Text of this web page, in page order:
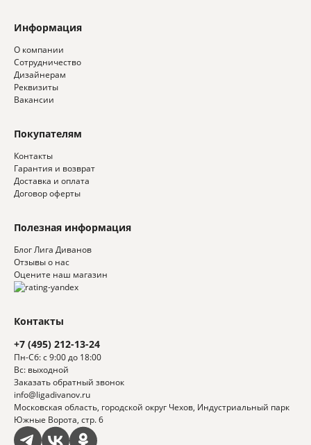
Информация
О компании
Сотрудничество
Дизайнерам
Реквизиты
Вакансии
Покупателям
Контакты
Гарантия и возврат
Доставка и оплата
Договор оферты
Контакты
+7 (495) 212-13-24
Пн-Сб: с 9:00 до 18:00
Вс: выходной
Заказать обратный звонок
info@ligadivanov.ru
Московская область, городской округ Чехов, Индустриальный парк
Южные Ворота, стр. 6
Полезная информация
Блог Лига Диванов
Отзывы о нас
Оцените наш магазин